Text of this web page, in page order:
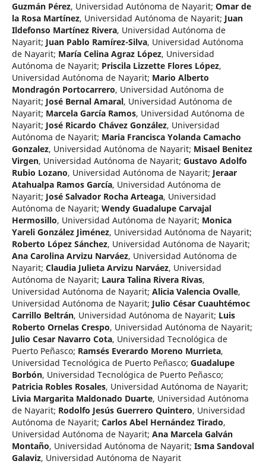
Guzmán Pérez, Universidad Autónoma de Nayarit; Omar de
la Rosa Martínez, Universidad Autónoma de Nayarit; Juan
Ildefonso Martínez Rivera, Universidad Autónoma de
Nayarit; Juan Pablo Ramírez-Silva, Universidad Autónoma
de Nayarit; María Celina Agraz López, Universidad
Autónoma de Nayarit; Priscila Lizzette Flores López,
Universidad Autónoma de Nayarit; Mario Alberto
Mondragón Portocarrero, Universidad Autónoma de
Nayarit; José Bernal Amaral, Universidad Autónoma de
Nayarit; Marcela García Ramos, Universidad Autónoma de
Nayarit; José Ricardo Chávez González, Universidad
Autónoma de Nayarit; Maria Francisca Yolanda Camacho
Gonzalez, Universidad Autónoma de Nayarit; Misael Benitez
Virgen, Universidad Autónoma de Nayarit; Gustavo Adolfo
Rubio Lozano, Universidad Autónoma de Nayarit; Jeraar
Atahualpa Ramos García, Universidad Autónoma de
Nayarit; José Salvador Rocha Arteaga, Universidad
Autónoma de Nayarit; Wendy Guadalupe Carvajal
Hermosillo, Universidad Autónoma de Nayarit; Monica
Yareli González Jiménez, Universidad Autónoma de Nayarit;
Roberto López Sánchez, Universidad Autónoma de Nayarit;
Ana Carolina Arvizu Narváez, Universidad Autónoma de
Nayarit; Claudia Julieta Arvizu Narváez, Universidad
Autónoma de Nayarit; Laura Talina Rivera Rivas,
Universidad Autónoma de Nayarit; Alicia Valencia Ovalle,
Universidad Autónoma de Nayarit; Julio César Cuauhtémoc
Carrillo Beltrán, Universidad Autónoma de Nayarit; Luis
Roberto Ornelas Crespo, Universidad Autónoma de Nayarit;
Julio Cesar Navarro Cota, Universidad Tecnológica de
Puerto Peñasco; Ramsés Everardo Moreno Murrieta,
Universidad Tecnológica de Puerto Peñasco; Guadalupe
Borbón, Universidad Tecnológica de Puerto Peñasco;
Patricia Robles Rosales, Universidad Autónoma de Nayarit;
Livia Margarita Maldonado Duarte, Universidad Autónoma
de Nayarit; Rodolfo Jesús Guerrero Quintero, Universidad
Autónoma de Nayarit; Carlos Abel Hernández Tirado,
Universidad Autónoma de Nayarit; Ana Marcela Galván
Montaño, Universidad Autónoma de Nayarit; Isma Sandoval
Galaviz, Universidad Autónoma de Nayarit